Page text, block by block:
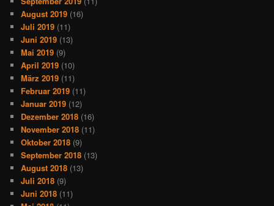
August 2019 (16)
Juli 2019 (11)
Juni 2019 (13)
Mai 2019 (9)
April 2019 (10)
März 2019 (11)
Februar 2019 (11)
Januar 2019 (12)
Dezember 2018 (16)
November 2018 (11)
Oktober 2018 (9)
September 2018 (13)
August 2018 (13)
Juli 2018 (9)
Juni 2018 (11)